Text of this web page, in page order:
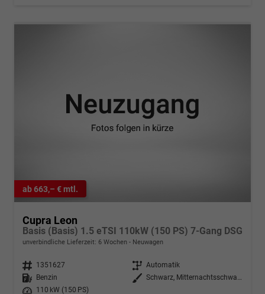
ab 663,– € mtl.
Cupra Leon
Basis (Basis) 1.5 eTSI 110kW (150 PS) 7-Gang DSG
unverbindliche Lieferzeit: 6 Wochen Neuwagen
Fahrzeugnr. 1351627 Getriebe Automatik
Kraftstoff
Benzin Außenfarbe
Schwarz, Mitternachtsschwarz (0E)
Leistung
110 kW (150 PS)